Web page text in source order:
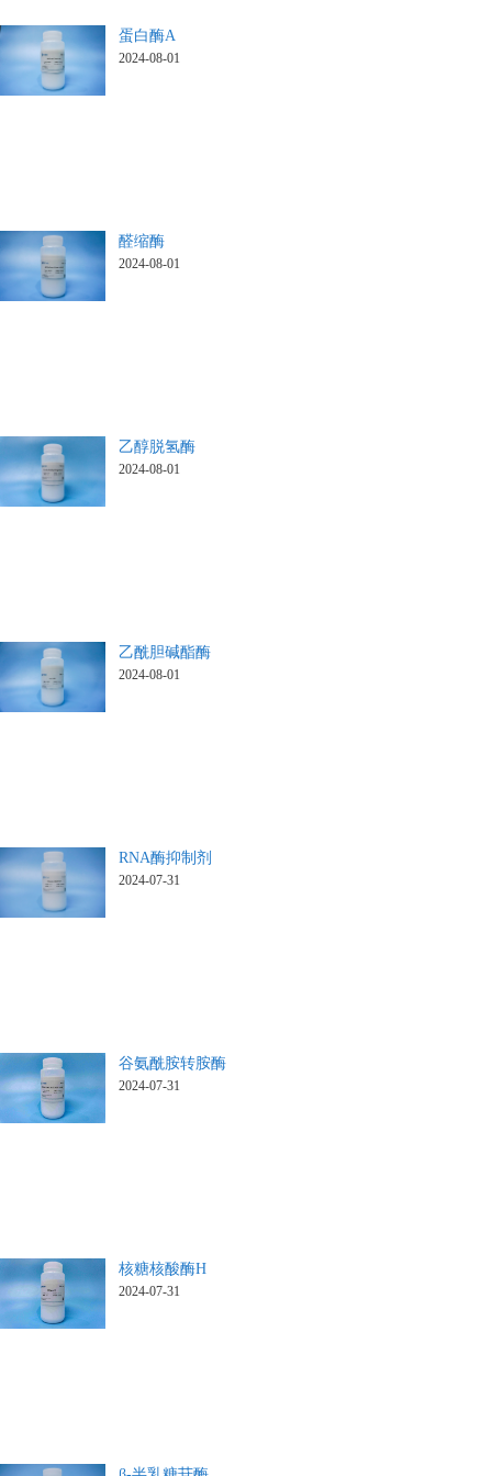
蛋白酶A
2024-08-01
醛缩酶
2024-08-01
乙醇脱氢酶
2024-08-01
乙酰胆碱酯酶
2024-08-01
RNA酶抑制剂
2024-07-31
谷氨酰胺转胺酶
2024-07-31
核糖核酸酶H
2024-07-31